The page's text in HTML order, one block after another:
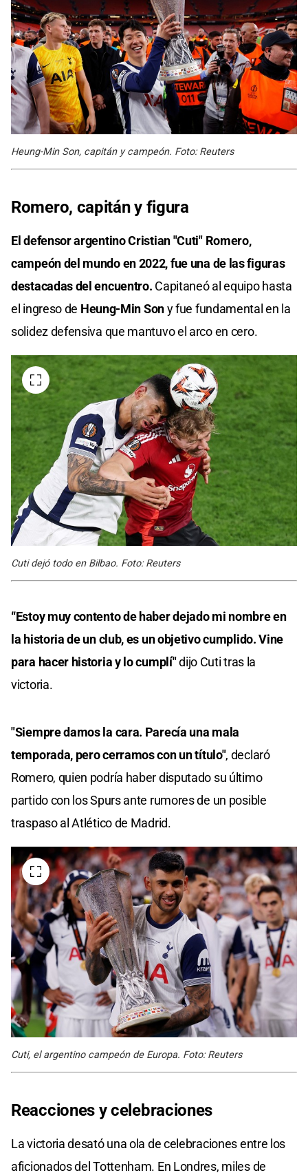
Heung-Min Son, capitán y campeón. Foto: Reuters
Romero, capitán y figura
El defensor argentino Cristian "Cuti" Romero,
campeón del mundo en 2022, fue una de las figuras
destacadas del encuentro. Capitaneó al equipo hasta
el ingreso de Heung-Min Sony fue fundamental en la
solidez defensiva que mantuvo el arco en cero.
Cuti dejó todo en Bilbao. Foto: Reuters
“Estoy muy contento de haber dejado mi nombre en
la historia de un club, es un objetivo cumplido. Vine
para hacer historia y lo cumplí"dijo Cuti tras la
victoria.
"Siempre damos la cara. Parecía una mala
temporada, pero cerramos con un título", declaró
Romero, quien podría haber disputado su último
partido con los Spurs ante rumores de un posible
traspaso al Atlético de Madrid.
Cuti, el argentino campeón de Europa. Foto: Reuters
Reacciones y celebraciones
La victoria desató una ola de celebraciones entre los
aficionados del Tottenham. En Londres, miles de